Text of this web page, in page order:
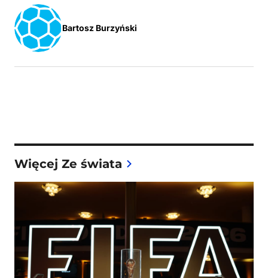
Bartosz Burzyński
Więcej Ze świata